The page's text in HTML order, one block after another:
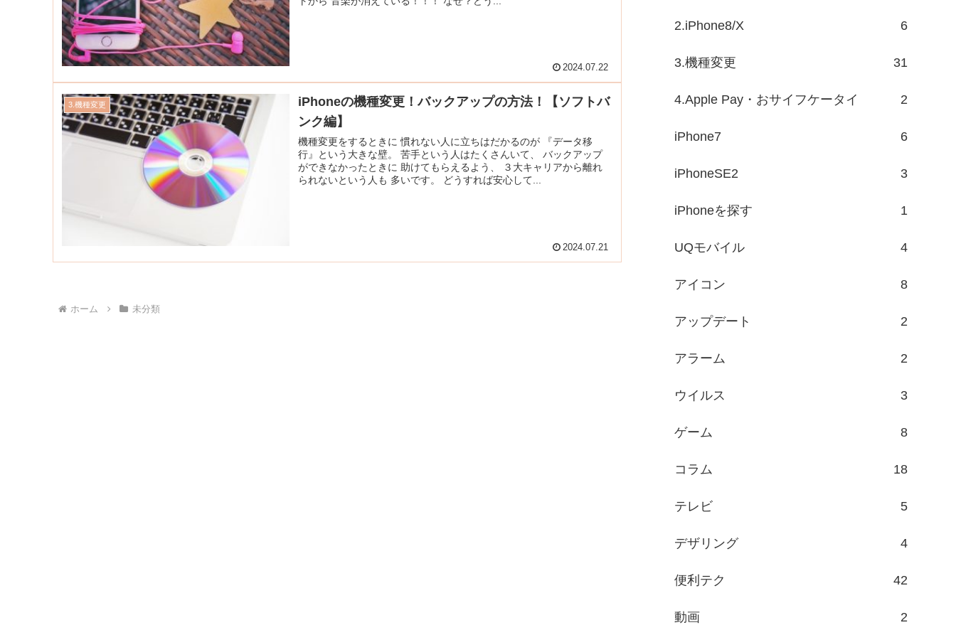
2024.07.22
3.機種変更
iPhoneの機種変更！バックアップの方法！【ソフトバ
ンク編】
機種変更をするときに 慣れない人に立ちはだかるのが 『データ移
行』という大きな壁。 苦手という人はたくさんいて、 バックアップ
ができなかったときに 助けてもらえるよう、 ３大キャリアから離れ
られないという人も 多いです。 どうすれば安心して...
2024.07.21
ホーム 未分類
2.iPhone8/X 6
3.機種変更 31
4.Apple Pay・おサイフケータイ 2
iPhone7 6
iPhoneSE2 3
iPhoneを探す 1
UQモバイル 4
アイコン 8
アップデート 2
アラーム 2
ウイルス 3
ゲーム 8
コラム 18
テレビ 5
デザリング 4
便利テク 42
動画 2